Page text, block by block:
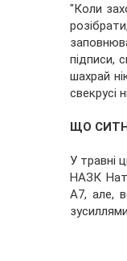
"Коли
підписи,
шахрай
свекрусі
ЩО
У травні
НАЗК
A7, але,